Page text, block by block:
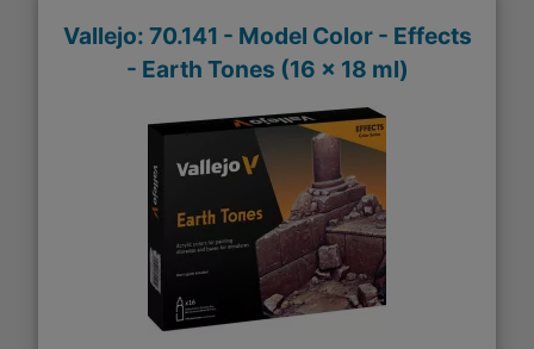
Vallejo: 70.141 - Model Color - Effects
- Earth Tones (16 x 18 ml)